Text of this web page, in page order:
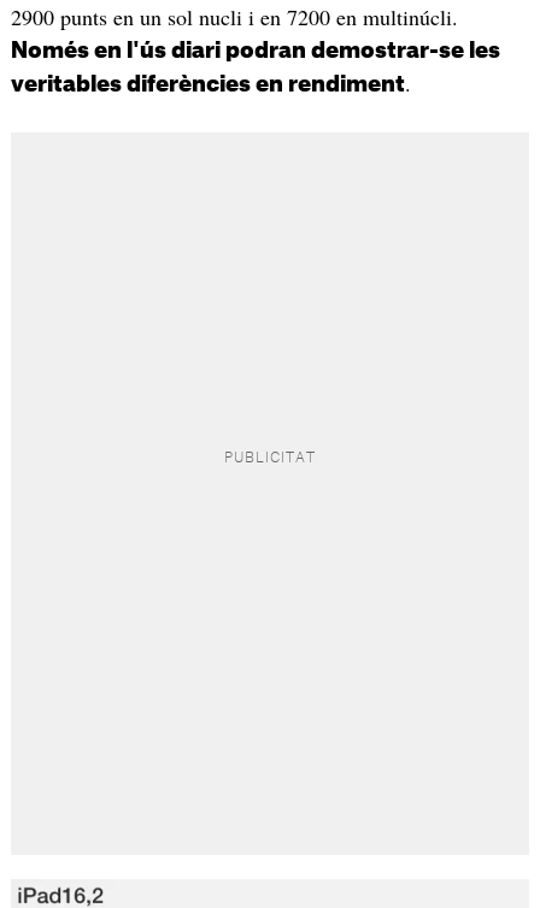
2900 punts en un sol nucli i en 7200 en multinúcli.
Només en l'ús diari podran demostrar-se les
veritables diferències en rendiment.